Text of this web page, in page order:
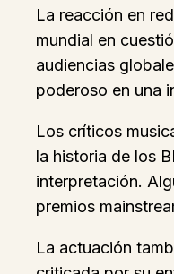
La reacción en
mundial en
audiencias
poderoso en una
Los críticos
la historia de los
interpretación.
premios
La actuación